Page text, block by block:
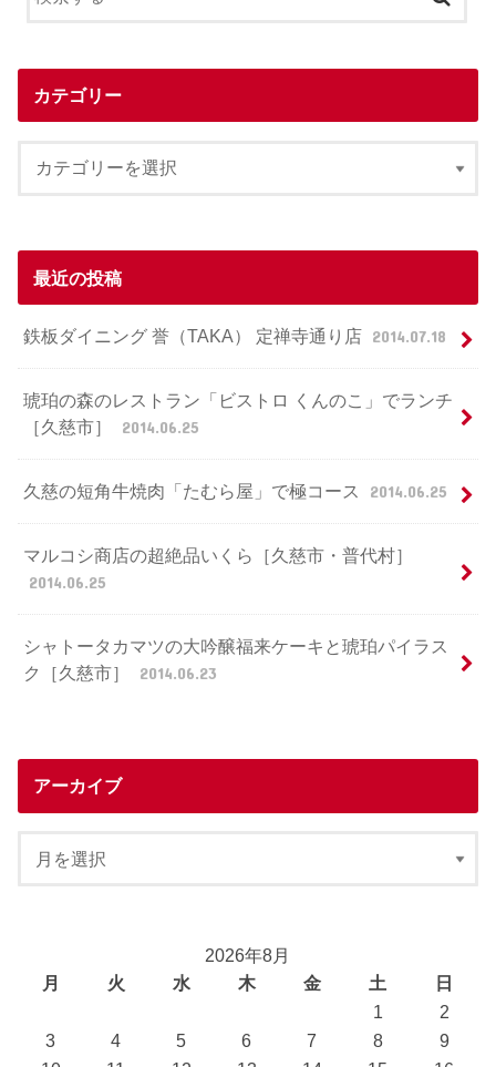
カテゴリー
最近の投稿
鉄板ダイニング 誉（TAKA） 定禅寺通り店 2014.07.18
琥珀の森のレストラン「ビストロ くんのこ」でランチ
［久慈市］
2014.06.25
久慈の短角牛焼肉「たむら屋」で極コース 2014.06.25
マルコシ商店の超絶品いくら［久慈市・普代村］
2014.06.25
シャトータカマツの大吟醸福来ケーキと琥珀パイラス
ク［久慈市］
2014.06.23
アーカイブ
2026年8月
月
火 水 木 金 土
日
1
2
3
4 5 6 7 8
9